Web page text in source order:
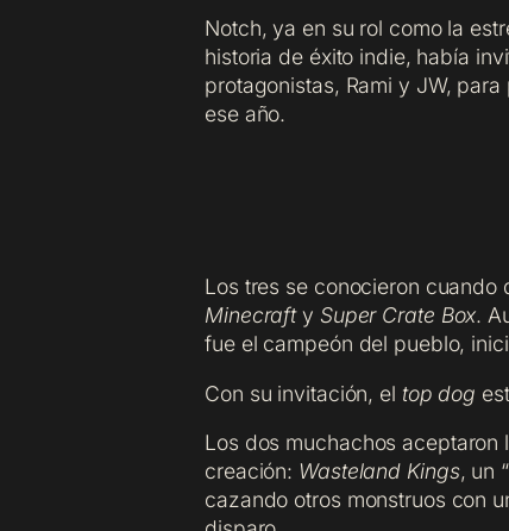
Notch, ya en su rol como la
historia de éxito indie, había
protagonistas, Rami y JW,
ese año.
Los tres se conocieron cuando
Minecrafty Super Crate Box.
fue el campeón del pueblo,
Con su invitación, el top dog
Los dos muchachos
creación: Wasteland Kings, un
cazando otros monstruos con